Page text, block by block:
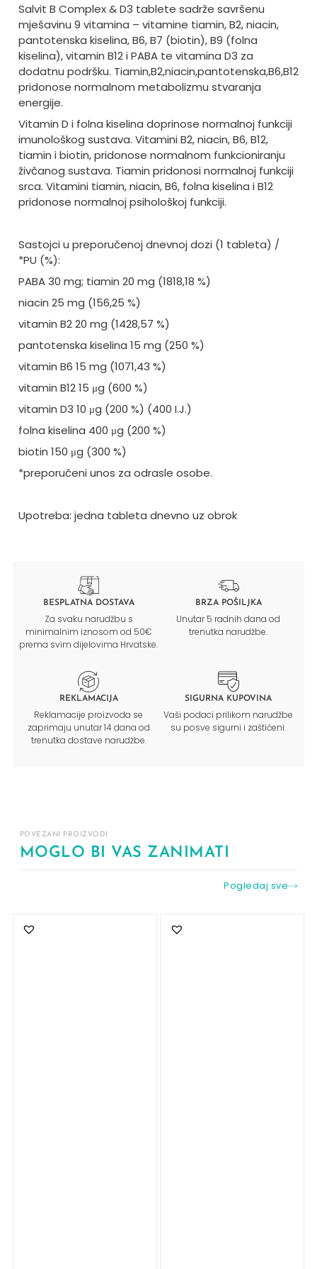
Salvit B Complex & D3 tablete sadrže savršenu
mješavinu 9 vitamina – vitamine tiamin, B2, niacin,
pantotenska kiselina, B6, B7 (biotin), B9 (folna
kiselina), vitamin B12 i PABA te vitamina D3 za
dodatnu podršku. Tiamin,B2,niacin,pantotenska,B6,B12
pridonose normalnom metabolizmu stvaranja
energije.
Vitamin D i folna kiselina doprinose normalnoj funkciji
imunološkog sustava. Vitamini B2, niacin, B6, B12,
tiamin i biotin, pridonose normalnom funkcioniranju
živčanog sustava. Tiamin pridonosi normalnoj funkciji
srca. Vitamini tiamin, niacin, B6, folna kiselina i B12
pridonose normalnoj psihološkoj funkciji.
Sastojci u preporučenoj dnevnoj dozi (1 tableta) /
*PU (%):
PABA 30 mg; tiamin 20 mg (1818,18 %)
niacin 25 mg (156,25 %)
vitamin B2 20 mg (1428,57 %)
pantotenska kiselina 15 mg (250 %)
vitamin B6 15 mg (1071,43 %)
vitamin B12 15 μg (600 %)
vitamin D3 10 μg (200 %) (400 I.J.)
folna kiselina 400 μg (200 %)
biotin 150 μg (300 %)
*preporučeni unos za odrasle osobe.
Upotreba: jedna tableta dnevno uz obrok
BESPLATNA DOSTAVA
Za svaku narudžbu s
minimalnim iznosom od 50€
prema svim dijelovima Hrvatske.
BRZA POŠILJKA
Unutar 5 radnih dana od
trenutka narudžbe.
REKLAMACIJA
Reklamacije proizvoda se
zaprimaju unutar 14 dana od
trenutka dostave narudžbe.
SIGURNA KUPOVINA
Vaši podaci prilikom narudžbe
su posve sigurni i zaštićeni.
POVEZANI PROIZVODI
MOGLO BI VAS ZANIMATI
Pogledaj sve